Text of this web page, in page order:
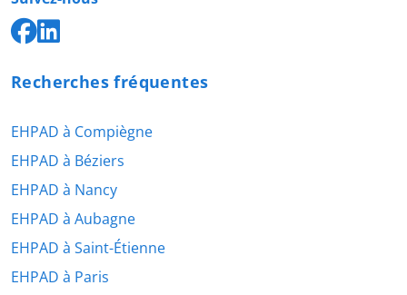
Recherches fréquentes
EHPAD à Compiègne
EHPAD à Béziers
EHPAD à Nancy
EHPAD à Aubagne
EHPAD à Saint-Étienne
EHPAD à Paris